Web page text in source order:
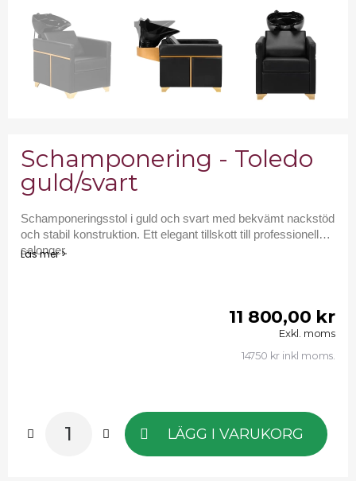
Schamponering - Toledo
guld/svart
Schamponeringsstol i guld och svart med bekvämt nackstöd
och stabil konstruktion. Ett elegant tillskott till professionella
salonger.
Läs mer >
11 800,00 kr
Exkl. moms
14750 kr inkl moms.
LÄGG I VARUKORG